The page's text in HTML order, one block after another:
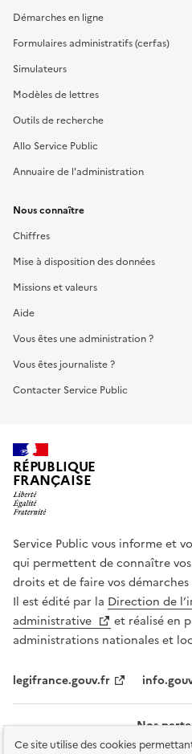
Ce site utilise des cookies
Démarches en ligne
Formulaires administratifs (cerfas)
Simulateurs
Modèles de lettres
Outils de recherche
Allo Service Public
Annuaire de l'administration
Nous connaître
Chiffres
Mise à disposition des données
Missions et valeurs
Aide
Vous êtes une administration ?
Vous êtes journaliste ?
Contacter Service Public
RÉPUBLIQUE
FRANÇAISE
Service Public vous informe et
qui permettent de connaître
droits et de faire vos
Il est édité par la Direction de
administrative
et réalisé en
administrations nationales et
legifrance.gouv.fr
Nos